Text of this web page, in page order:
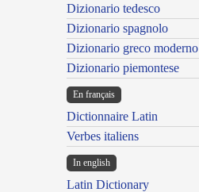
Dizionario tedesco
Dizionario spagnolo
Dizionario greco moderno
Dizionario piemontese
En français
Dictionnaire Latin
Verbes italiens
In english
Latin Dictionary